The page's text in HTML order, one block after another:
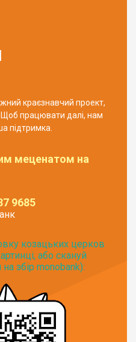
краєзнавчий проект,
Щоб працювати далі, нам
підтримка.
меценатом на
9685
козацьких церков
або скануй
збір monobank):